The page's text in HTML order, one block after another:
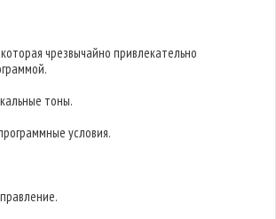
чрезвычайно привлекательно
тоны.
условия.